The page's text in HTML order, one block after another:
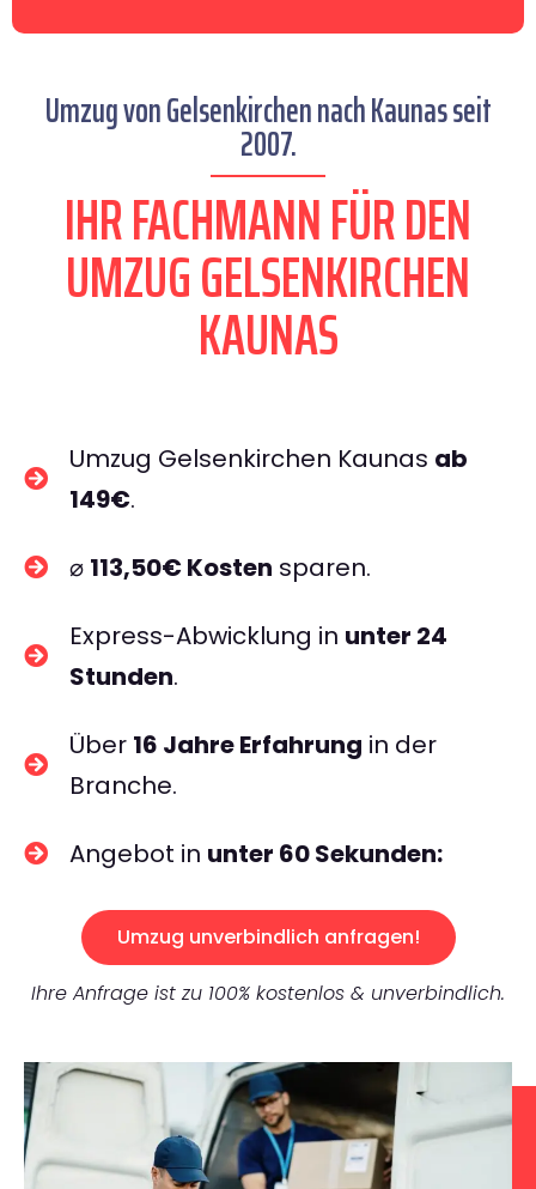
Umzug von Gelsenkirchen nach Kaunas seit
2007.
IHR FACHMANN FÜR DEN
UMZUG GELSENKIRCHEN
KAUNAS
Umzug Gelsenkirchen Kaunas ab
149€.
⌀ 113,50€ Kosten sparen.
Express-Abwicklung in unter 24
Stunden.
Über 16 Jahre Erfahrung in der
Branche.
Angebot in unter 60 Sekunden:
Umzug unverbindlich anfragen!
Ihre Anfrage ist zu 100% kostenlos & unverbindlich.